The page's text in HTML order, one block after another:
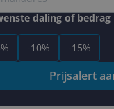
daling of bedrag
-10% -15%
Prijsalert